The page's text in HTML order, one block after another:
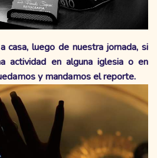
casa, luego de nuestra jornada, si
actividad en alguna iglesia o en
y mandamos el reporte.